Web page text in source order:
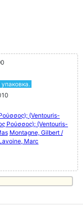
(Ventouris-
Ρούσσος); (Ventouris-
Montagne, Gilbert /
Marc